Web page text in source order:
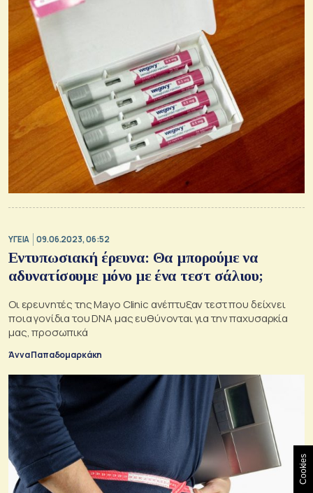
ΥΓΕΙΑ 09.06.2023, 06:52
Εντυπωσιακή έρευνα: Θα μπορούμε να
αδυνατίσουμε μόνο με ένα τεστ σάλιου;
Οι ερευνητές της Mayo Clinic ανέπτυξαν τεστ που δείχνει
ποια γονίδια του DNA μας ευθύνονται για την παχυσαρκία
μας, προσωπικά
Άννα Παπαδομαρκάκη
Cookies